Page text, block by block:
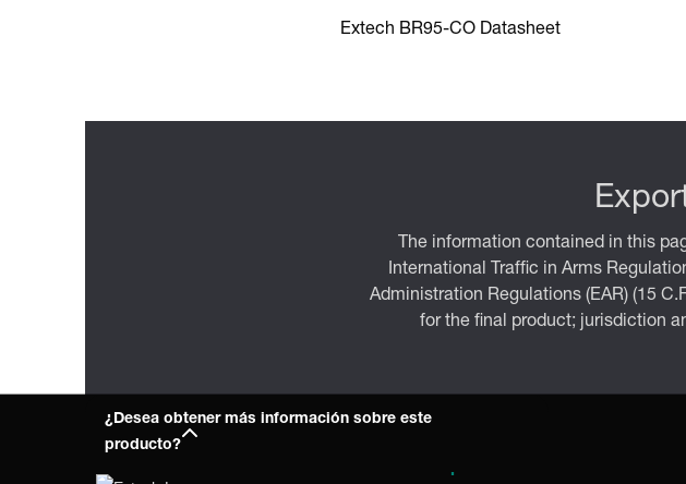
Extech BR95-CO Datasheet
The information contained in this
International Traffic in Arms
Administration Regulations (EAR) (15
for the final product; jurisdiction
¿Desea obtener más información sobre este
producto?